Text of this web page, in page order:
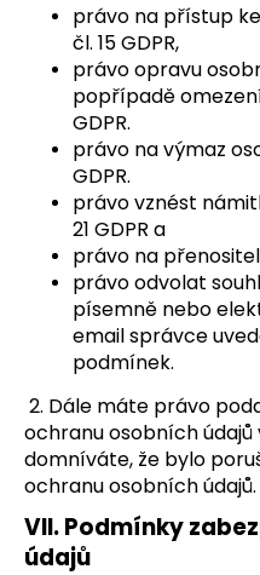
právo na přístup
čl. 15 GDPR,
právo opravu
popřípadě
GDPR.
právo na výmaz
GDPR.
právo vznést
21 GDPR a
právo na
právo odvolat
písemně nebo
email správce
podmínek.
2. Dále máte právo
ochranu osobních údajů
domníváte, že bylo
ochranu osobních údajů.
VII.Podmínky
údajů